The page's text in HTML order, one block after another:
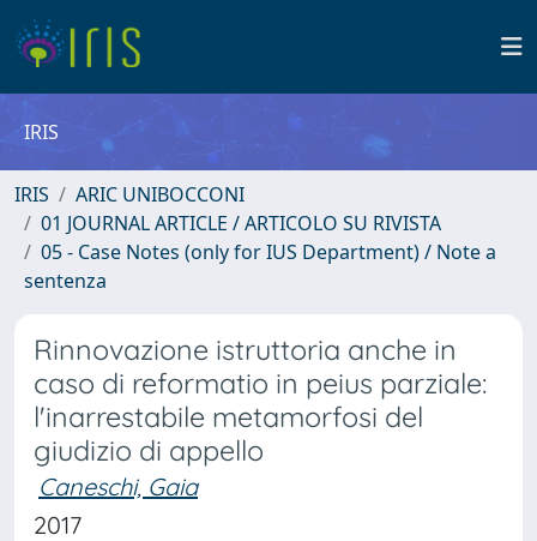
IRIS
IRIS
ARIC UNIBOCCONI
01 JOURNAL ARTICLE / ARTICOLO SU RIVISTA
05 - Case Notes (only for IUS Department) / Note a
sentenza
Rinnovazione istruttoria anche in
caso di reformatio in peius parziale:
l'inarrestabile metamorfosi del
giudizio di appello
Caneschi, Gaia
2017